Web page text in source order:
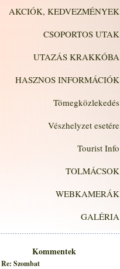
AKCIÓK, KEDVEZMÉNYEK
CSOPORTOS UTAK
UTAZÁS KRAKKÓBA
HASZNOS INFORMÁCIÓK
Tömegközlekedés
Vészhelyzet esetére
Tourist Info
TOLMÁCSOK
WEBKAMERÁK
GALÉRIA
Kommentek
Re: Szombat